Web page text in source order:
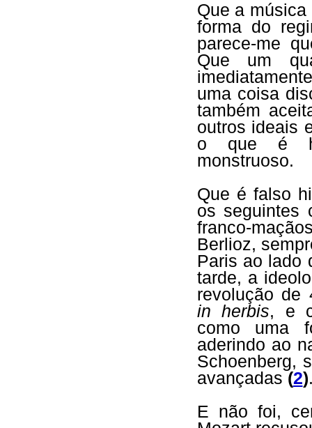
Que a
forma do
parece-me
Que um
uma coisa
também
outros ideais
o que é
monstruoso.
Que é falso
os seguintes
franco-
Berlioz,
Paris ao lado
tarde, a
revolução de
in herbis, e
como uma
aderindo ao
Schoenberg,
avançadas (2)
E não foi,